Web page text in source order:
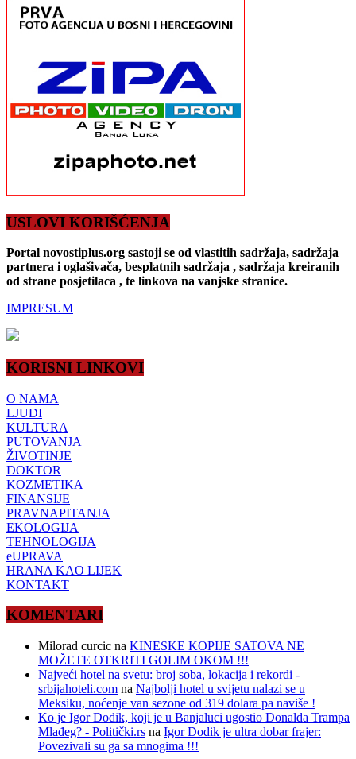
USLOVI KORIŠĆENJA
Portal novostiplus.org sastoji se od vlastitih sadržaja, sadržaja
partnera i oglašivača, besplatnih sadržaja , sadržaja kreiranih
od strane posjetilaca , te linkova na vanjske stranice.
IMPRESUM
KORISNI LINKOVI
O NAMA
LJUDI
KULTURA
PUTOVANJA
ŽIVOTINJE
DOKTOR
KOZMETIKA
FINANSIJE
PRAVNAPITANJA
EKOLOGIJA
TEHNOLOGIJA
eUPRAVA
HRANA KAO LIJEK
KONTAKT
KOMENTARI
Milorad curcic na KINESKE KOPIJE SATOVA NE
MOŽETE OTKRITI GOLIM OKOM !!!
Najveći hotel na svetu: broj soba, lokacija i rekordi -
srbijahoteli.com na Najbolji hotel u svijetu nalazi se u
Meksiku, noćenje van sezone od 319 dolara pa naviše !
Ko je Igor Dodik, koji je u Banjaluci ugostio Donalda Trampa
Mlađeg? - Politički.rs na Igor Dodik je ultra dobar frajer:
Povezivali su ga sa mnogima !!!